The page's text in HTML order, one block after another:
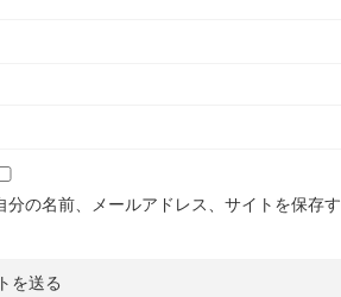
の名前、メールアドレス、サイトを保存す